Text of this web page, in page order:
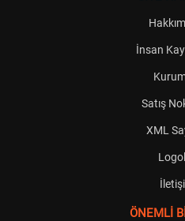
İnsan
Satış
XML
ÖNEMLİ